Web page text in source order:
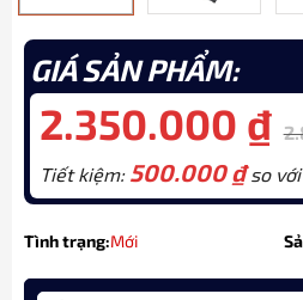
GIÁ SẢN PHẨM:
2.350.000 ₫
Tiết kiệm: 500.000₫so
Tình trạng:Mới